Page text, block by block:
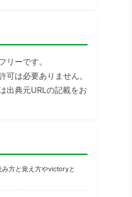
リーです。
可は必要ありません。
出典元URLの記載をお
方と覚え方やvictoryと